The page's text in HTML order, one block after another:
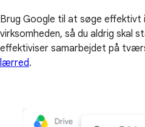
Brug Google til at søge effektivt
virksomheden, så du aldrig skal
effektiviser samarbejdet på
lærred.